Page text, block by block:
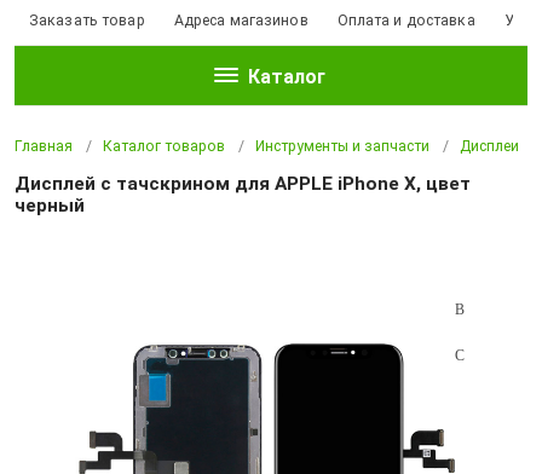
Заказать товар Адреса магазинов Оплата и доставка
Каталог
Главная Каталог товаров Инструменты и запчасти Дисплеи
Дисплей с тачскрином для APPLE iPhone X, цвет
черный